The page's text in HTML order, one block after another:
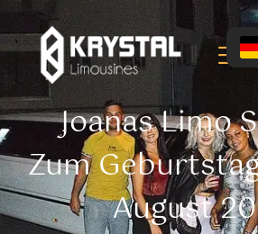
Joanas Limo
Zum
August